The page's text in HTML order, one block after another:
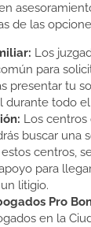
de las
Los
para
presentar tu
durante todo
Los centros
buscar una
centros,
para
litigio.
Pro
en la